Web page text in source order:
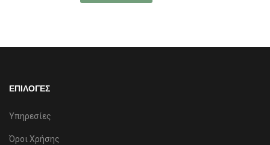
ΕΠΙΛΟΓΕΣ
Υπηρεσίες
Όροι Χρήσης